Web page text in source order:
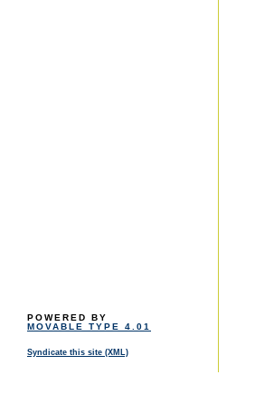
POWERED BY
MOVABLE TYPE 4.01
Syndicate this site (XML)